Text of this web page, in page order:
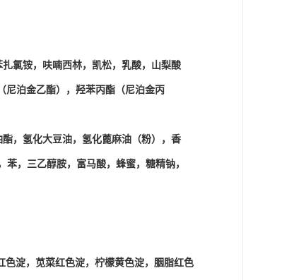
氯铵，呋喃西林，凯松，乳酸，山梨酸
尼泊金乙酯），羟苯丙酯（尼泊金丙
，氢化大豆油，氢化蓖麻油（粉），香
，三乙醇胺，富马酸，蜂蜜，糖精钠，
色淀，苋菜红色淀，柠檬黄色淀，胭脂红色